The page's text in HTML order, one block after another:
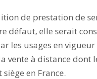
de prestation de
défaut, elle serait
les usages en vigueur
vente à distance dont
siège en France.